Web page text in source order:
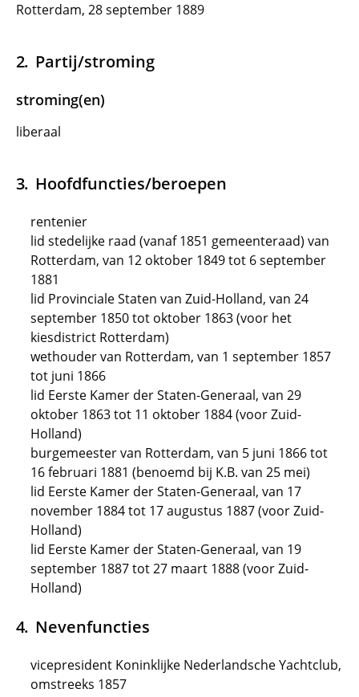
Rotterdam, 28 september 1889
Partij/stroming
stroming(en)
liberaal
Hoofdfuncties/beroepen
rentenier
lid stedelijke raad (vanaf 1851 gemeenteraad) van
Rotterdam, van 12 oktober 1849 tot 6 september
1881
lid Provinciale Staten van Zuid-Holland, van 24
september 1850 tot oktober 1863 (voor het
kiesdistrict Rotterdam)
wethouder van Rotterdam, van 1 september 1857
tot juni 1866
lid Eerste Kamer der Staten-Generaal, van 29
oktober 1863 tot 11 oktober 1884 (voor Zuid-
Holland)
burgemeester van Rotterdam, van 5 juni 1866 tot
16 februari 1881 (benoemd bij K.B. van 25 mei)
lid Eerste Kamer der Staten-Generaal, van 17
november 1884 tot 17 augustus 1887 (voor Zuid-
Holland)
lid Eerste Kamer der Staten-Generaal, van 19
september 1887 tot 27 maart 1888 (voor Zuid-
Holland)
Nevenfuncties
vicepresident Koninklijke Nederlandsche Yachtclub,
omstreeks 1857